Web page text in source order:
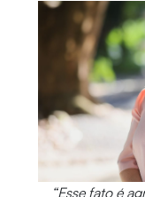
“Esse fato é